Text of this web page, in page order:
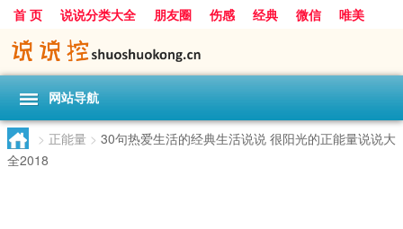
首 页 说说分类大全 朋友圈 伤感 经典 微信
唯美
励志
爱情 搞笑
网站导航
> 正能量 > 30句热爱生活的经典生活说说 很阳光的正能量说说大
全2018